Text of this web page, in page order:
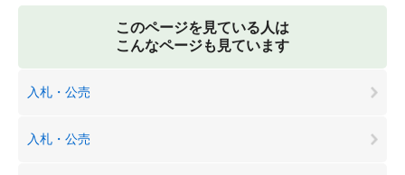
このページを見ている人は
こんなページも見ています
入札・公売
入札・公売